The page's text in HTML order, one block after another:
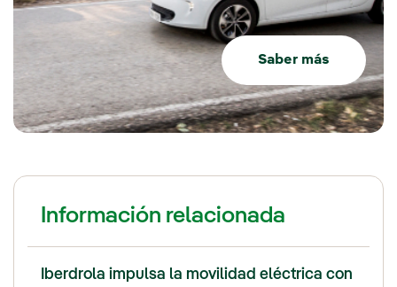
Saber más
Información relacionada
Iberdrola impulsa la movilidad eléctrica con